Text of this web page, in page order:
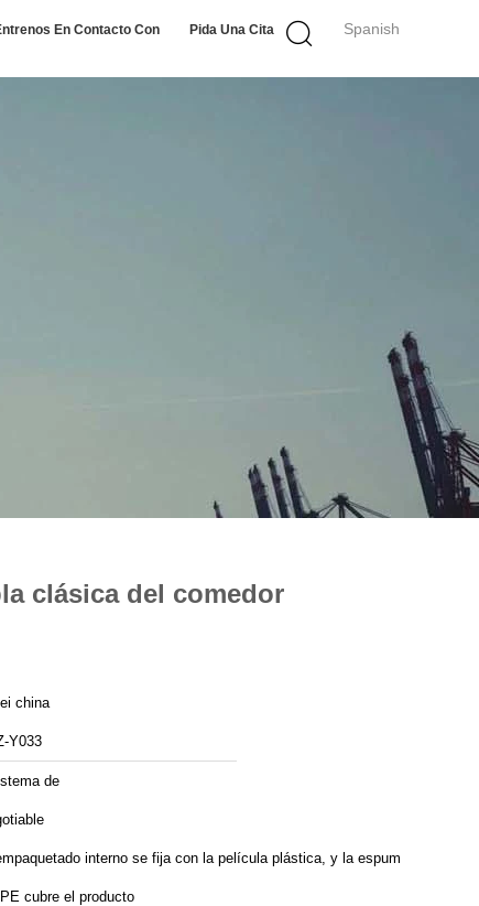
Spanish
En Contacto Con Pida Una Cita
clásica del comedor
china
Y033
de
interno se fija con la película plástica, y la espuma
cubre el producto